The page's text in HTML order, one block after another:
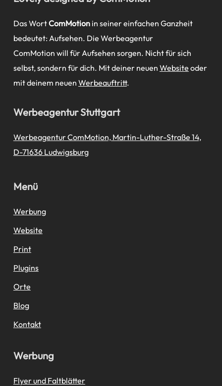
Das WortComMotionin seiner einfachen Ganzheit
bedeutet: Aufsehen. Die Werbeagentur
ComMotion will für Aufsehen sorgen. Nicht für sich
selbst, sondern für dich. Mit deiner neuen Website oder
mit deinem neuen Werbeauftritt.
Werbeagentur Stuttgart
Werbeagentur ComMotion, Martin-Luther-Straße 14,
D-71636 Ludwigsburg
Menü
Werbung
Website
Print
Plugins
Orte
Blog
Kontakt
Werbung
Flyer und Faltblätter